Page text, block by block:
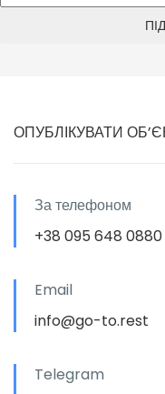
ОПУБЛІКУВАТИ
За телефоном
+38 095 648 0880
Email
info@go-to.rest
Telegram